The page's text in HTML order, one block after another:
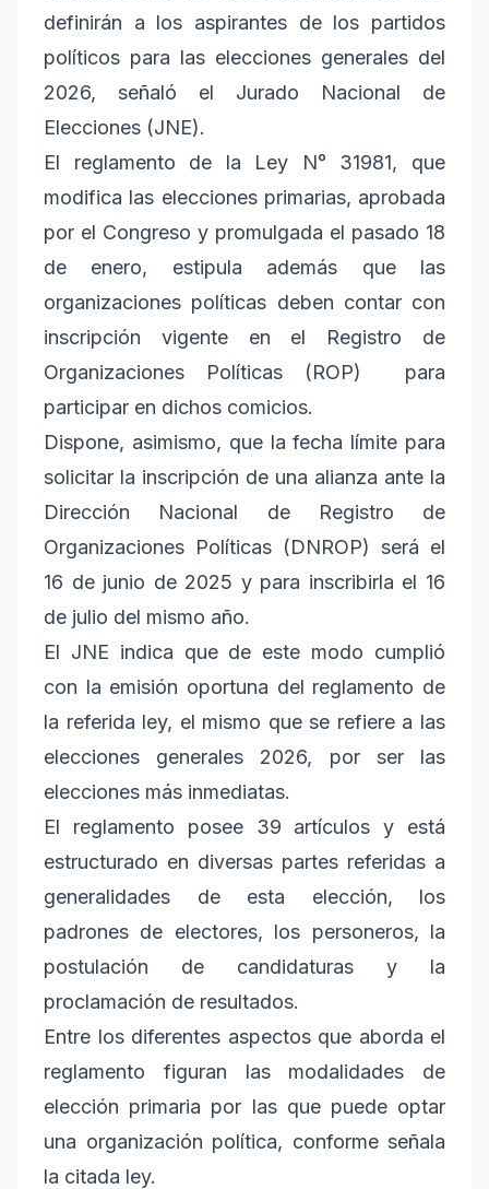
definirán a los aspirantes de los partidos
políticos para las elecciones generales del
2026, señaló el Jurado Nacional de
Elecciones (JNE).
El reglamento de la Ley N° 31981, que
modifica las elecciones primarias, aprobada
por el Congreso y promulgada el pasado 18
de enero, estipula además que las
organizaciones políticas deben contar con
inscripción vigente en el Registro de
Organizaciones Políticas (ROP) para
participar en dichos comicios.
Dispone, asimismo, que la fecha límite para
solicitar la inscripción de una alianza ante la
Dirección Nacional de Registro de
Organizaciones Políticas (DNROP) será el
16 de junio de 2025 y para inscribirla el 16
de julio del mismo año.
El JNE indica que de este modo cumplió
con la emisión oportuna del reglamento de
la referida ley, el mismo que se refiere a las
elecciones generales 2026, por ser las
elecciones más inmediatas.
El reglamento posee 39 artículos y está
estructurado en diversas partes referidas a
generalidades de esta elección, los
padrones de electores, los personeros, la
postulación de candidaturas y la
proclamación de resultados.
Entre los diferentes aspectos que aborda el
reglamento figuran las modalidades de
elección primaria por las que puede optar
una organización política, conforme señala
la citada ley.